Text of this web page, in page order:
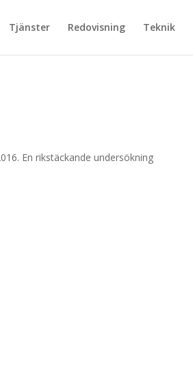
Tjänster Redovisning Teknik
En rikstäckande undersökning